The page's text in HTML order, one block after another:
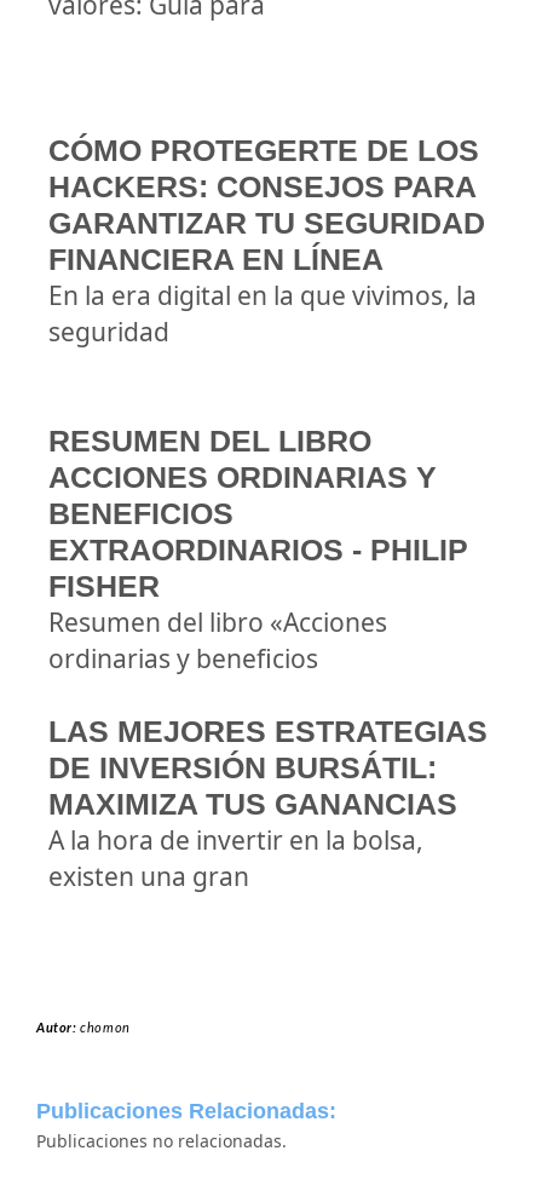
CÓMO PROTEGERTE DE LOS
HACKERS: CONSEJOS PARA
GARANTIZAR TU SEGURIDAD
FINANCIERA EN LÍNEA
En la era digital en la que vivimos, la
seguridad
RESUMEN DEL LIBRO
ACCIONES ORDINARIAS Y
BENEFICIOS
EXTRAORDINARIOS - PHILIP
FISHER
Resumen del libro «Acciones
ordinarias y beneficios
LAS MEJORES ESTRATEGIAS
DE INVERSIÓN BURSÁTIL:
MAXIMIZA TUS GANANCIAS
A la hora de invertir en la bolsa,
existen una gran
Autor:chomon
Publicaciones Relacionadas:
Publicaciones no relacionadas.